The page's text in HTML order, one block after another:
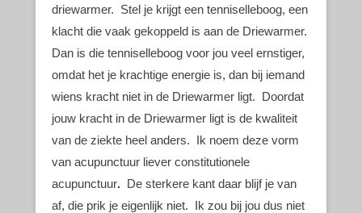
driewarmer. Stel je krijgt een tenniselleboog, een
klacht die vaak gekoppeld is aan de Driewarmer.
Dan is die tenniselleboog voor jou veel ernstiger,
omdat het je krachtige energie is, dan bij iemand
wiens kracht niet in de Driewarmer ligt. Doordat
jouw kracht in de Driewarmer ligt is de kwaliteit
van de ziekte heel anders. Ik noem deze vorm
van acupunctuur liever constitutionele
acupunctuur. De sterkere kant daar blijf je van
af, die prik je eigenlijk niet. Ik zou bij jou dus niet